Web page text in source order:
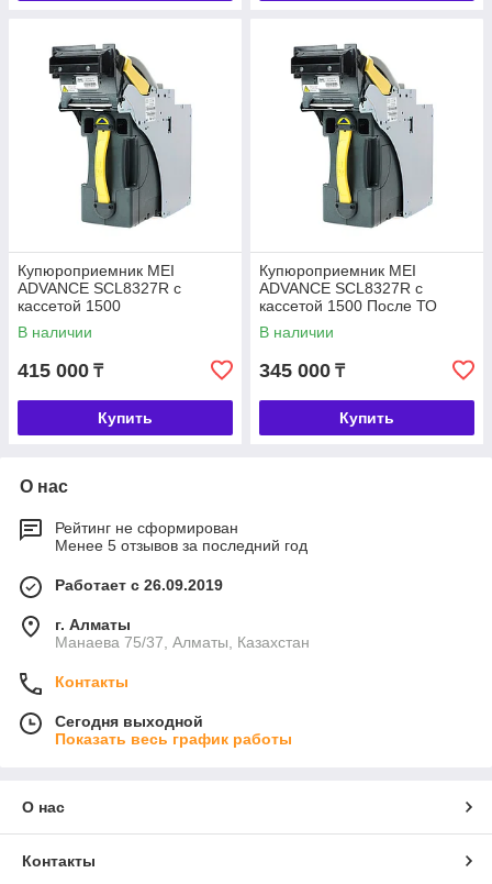
Купюроприемник MEI
ADVANCE SCL8327R с
кассетой 1500
В наличии
415 000 ₸
Купить
Купюроприемник MEI
ADVANCE SCL8327R с
кассетой 1500 После ТО
В наличии
345 000 ₸
Купить
О нас
Рейтинг не сформирован
Менее 5 отзывов за последний год
Работает с 26.09.2019
г. Алматы
Манаева 75/37, Алматы, Казахстан
Контакты
Сегодня выходной
Показать весь график работы
О нас
Контакты